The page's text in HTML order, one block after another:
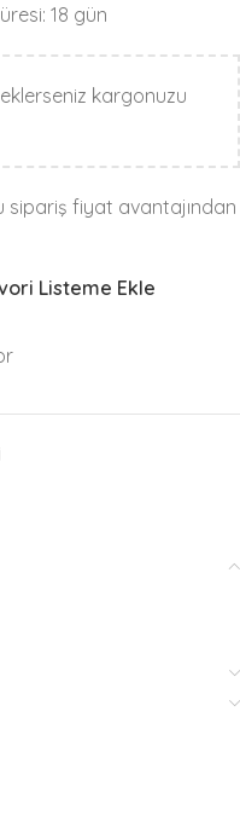
18 gün
kargonuzu
sipariş fiyat avantajından
Listeme Ekle